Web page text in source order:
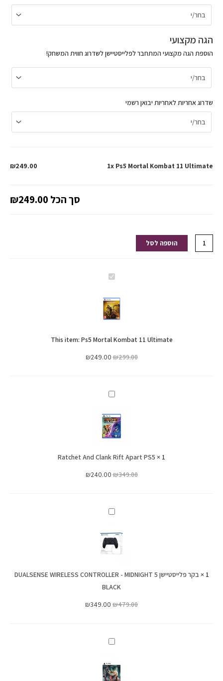
הגה מקצועי
הוספת הגה מקצועי המתחבר לפלייסטיישן לשדרוג חווית המשחק!
שדרוג אחריות לאחריות יבואן רשמי
1x Ps5 Mortal Kombat 11 Ultimate
₪249.00
סך הכל ₪249.00
הוספה לסל
Ps5
Kombat
11
This item: Ps5 Mortal Kombat 11 Ultimate
₪299.00
₪249.00
Ratchet
Clank
Rift
PS5
1
×
Ratchet And Clank Rift Apart PS5
₪349.00
₪240.00
בקר
5
DUALSENSE
CONTROLLER
-
1
×
בקר פלייסטיישן 5 DUALSENSE WIRELESS CONTROLLER - MIDNIGHT
BLACK
₪479.00
₪349.00
PS5
May